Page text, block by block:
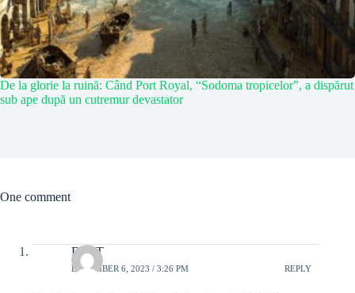
De la glorie la ruină: Când Port Royal, “Sodoma tropicelor”, a dispărut
sub ape după un cutremur devastator
One comment
Dan T
DECEMBER 6, 2023 / 3:26 PM REPLY